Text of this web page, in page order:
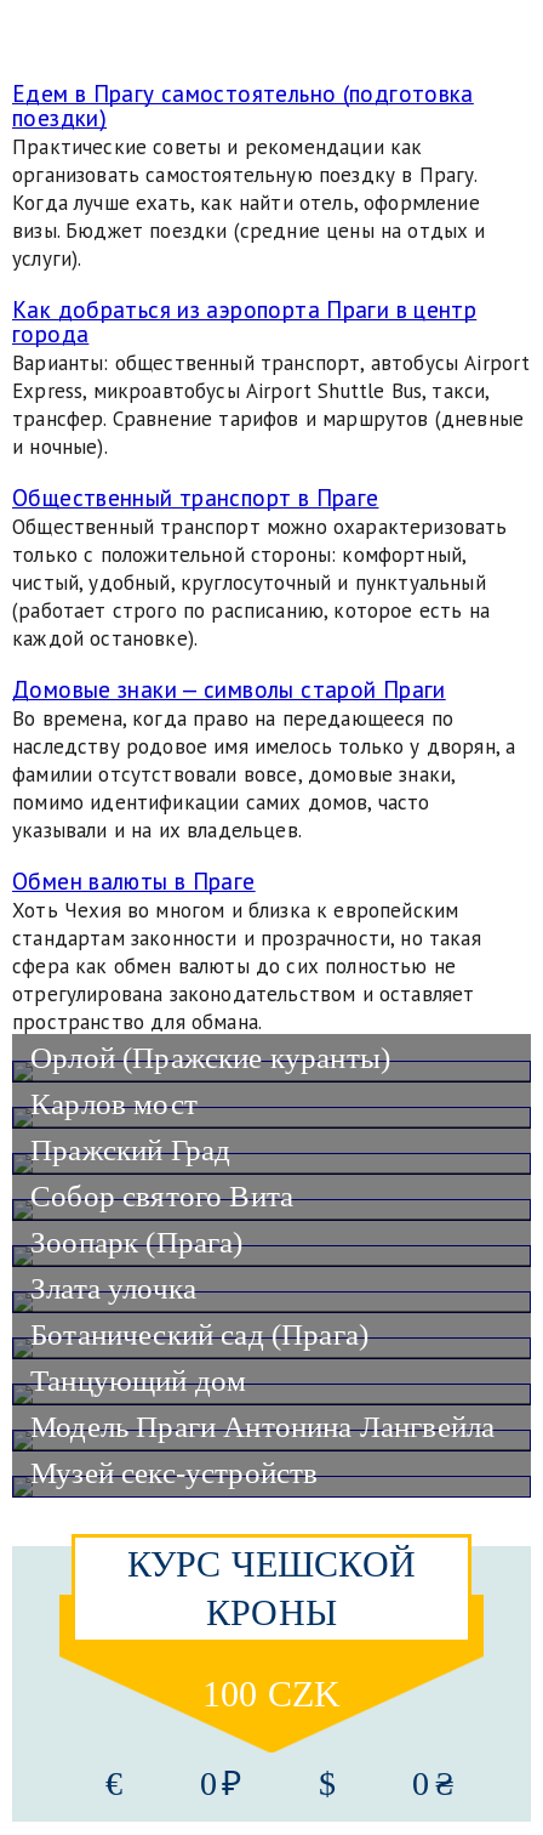
Едем в Прагу самостоятельно (подготовка
поездки)
Практические советы и рекомендации как
организовать самостоятельную поездку в Прагу.
Когда лучше ехать, как найти отель, оформление
визы. Бюджет поездки (средние цены на отдых и
услуги).
Как добраться из аэропорта Праги в центр
города
Варианты: общественный транспорт, автобусы Airport
Express, микроавтобусы Airport Shuttle Bus, такси,
трансфер. Сравнение тарифов и маршрутов (дневные
и ночные).
Общественный транспорт в Праге
Общественный транспорт можно охарактеризовать
только с положительной стороны: комфортный,
чистый, удобный, круглосуточный и пунктуальный
(работает строго по расписанию, которое есть на
каждой остановке).
Домовые знаки — символы старой Праги
Во времена, когда право на передающееся по
наследству родовое имя имелось только у дворян, а
фамилии отсутствовали вовсе, домовые знаки,
помимо идентификации самих домов, часто
указывали и на их владельцев.
Обмен валюты в Праге
Хоть Чехия во многом и близка к европейским
стандартам законности и прозрачности, но такая
сфера как обмен валюты до сих полностью не
отрегулирована законодательством и оставляет
пространство для обмана.
Орлой (Пражские куранты)
Карлов мост
Пражский Град
Собор святого Вита
Зоопарк (Прага)
Злата улочка
Ботанический сад (Прага)
Танцующий дом
Модель Праги Антонина Лангвейла
Музей секс-устройств
КУРС ЧЕШСКОЙ
КРОНЫ
100 CZK
€ 0 ₽ $ 0 ₴